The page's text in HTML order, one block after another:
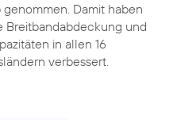
genommen. Damit haben
Breitbandabdeckung und
in allen 16
verbessert.